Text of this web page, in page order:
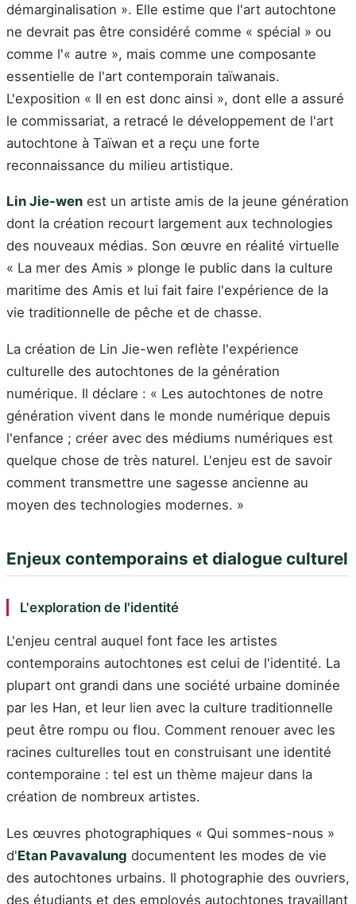
démarginalisation ». Elle estime que l'art autochtone
ne devrait pas être considéré comme « spécial » ou
comme l'« autre », mais comme une composante
essentielle de l'art contemporain taïwanais.
L'exposition « Il en est donc ainsi », dont elle a assuré
le commissariat, a retracé le développement de l'art
autochtone à Taïwan et a reçu une forte
reconnaissance du milieu artistique.
Lin Jie-wen est un artiste amis de la jeune génération
dont la création recourt largement aux technologies
des nouveaux médias. Son œuvre en réalité virtuelle
« La mer des Amis » plonge le public dans la culture
maritime des Amis et lui fait faire l'expérience de la
vie traditionnelle de pêche et de chasse.
La création de Lin Jie-wen reflète l'expérience
culturelle des autochtones de la génération
numérique. Il déclare : « Les autochtones de notre
génération vivent dans le monde numérique depuis
l'enfance ; créer avec des médiums numériques est
quelque chose de très naturel. L'enjeu est de savoir
comment transmettre une sagesse ancienne au
moyen des technologies modernes. »
Enjeux contemporains et dialogue culturel
L'exploration de l'identité
L'enjeu central auquel font face les artistes
contemporains autochtones est celui de l'identité. La
plupart ont grandi dans une société urbaine dominée
par les Han, et leur lien avec la culture traditionnelle
peut être rompu ou flou. Comment renouer avec les
racines culturelles tout en construisant une identité
contemporaine : tel est un thème majeur dans la
création de nombreux artistes.
Les œuvres photographiques « Qui sommes-nous »
d'Etan Pavavalung documentent les modes de vie
des autochtones urbains. Il photographie des ouvriers,
des étudiants et des employés autochtones travaillant